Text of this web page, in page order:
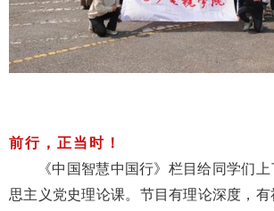
前行，正当时！
《中国智慧中国行》栏目给同学们
思主义党史理论课。节目有理论深度，